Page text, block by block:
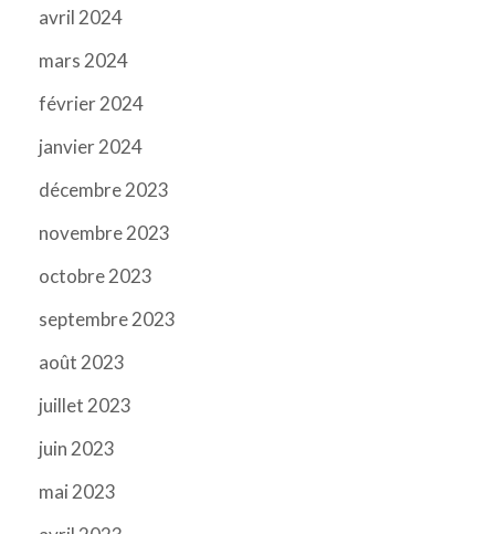
avril 2024
mars 2024
février 2024
janvier 2024
décembre 2023
novembre 2023
octobre 2023
septembre 2023
août 2023
juillet 2023
juin 2023
mai 2023